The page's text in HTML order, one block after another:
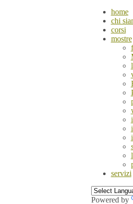
home
chi
corsi
mostre
servizi
Powered by